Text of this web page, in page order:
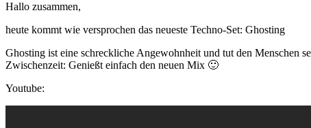
Hallo zusammen,
heute kommt wie versprochen das neueste Techno-Set: Ghosting
Ghosting ist eine schreckliche Angewohnheit und tut den Menschen
Zwischenzeit: Genießt einfach den neuen Mix 🙂
Youtube: